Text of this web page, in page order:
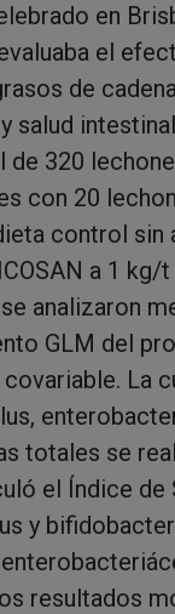
en
el
de
salud
de 320
con 20
control
a 1 kg/
analizaron
GLM del
La
totales se
el Índice de
y
resultados